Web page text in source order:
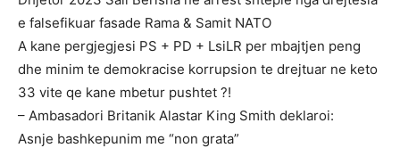
e falsefikuar fasade Rama & Samit NATO
A kane pergjegjesi PS + PD + LsiLR per mbajtjen peng
dhe minim te demokracise korrupsion te drejtuar ne keto
33 vite qe kane mbetur pushtet ?!
– Ambasadori Britanik Alastar King Smith deklaroi:
Asnje bashkepunim me “non grata”